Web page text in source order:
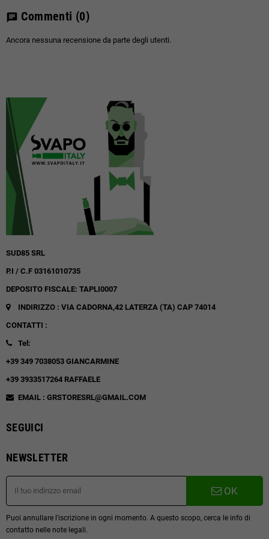
chat Commenti (0)
Ancora nessuna recensione da parte degli utenti.
SUD85 SRL
P.I / C.F 03161010735
DEPOSITO FISCALE: TAPLI0007
INDIRIZZO : VIA CADORNA,42 LATERZA (TA) CAP 74014
CONTATTI :
Tel:
+39 349 7038053 GIANCARMINE
+39 3933517264 RAFFAELE
EMAIL : GRSTORESRL@GMAIL.COM
SEGUICI
NEWSLETTER
OK
Puoi annullare l'iscrizione in ogni momento. A questo scopo, cerca le info di
contatto nelle note legali.